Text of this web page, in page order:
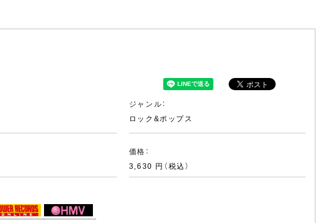
ジャンル：
ロック&ポップス
価格：
3,630 円（税込）